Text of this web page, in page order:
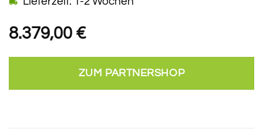
8.379,00 €
ZUM PARTNERSHOP